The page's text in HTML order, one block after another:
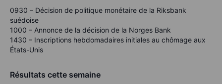
0930 – Décision de politique monétaire de la Riksbank
suédoise
1000 – Annonce de la décision de la Norges Bank
1430 – Inscriptions hebdomadaires initiales au chômage aux
États-Unis
Résultats cette semaine